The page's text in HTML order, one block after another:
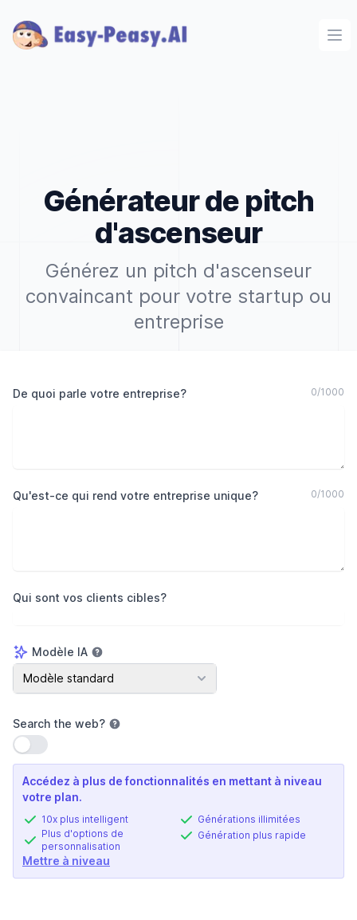
Générateur de pitch
d'ascenseur
Générez un pitch d'ascenseur
convaincant pour votre startup ou
entreprise
De quoi parle votre entreprise? 0/1000
Qu'est-ce qui rend votre entreprise unique? 0/1000
Qui sont vos clients cibles?
Modèle IA
Modèle IA
Modèle standard
Search the web?
Utiliser le paramètre
Accédez à plus de fonctionnalités en mettant à niveau
votre plan.
10x plus intelligent
Plus d'options de
personnalisation
Générations illimitées
Génération plus rapide
Mettre à niveau